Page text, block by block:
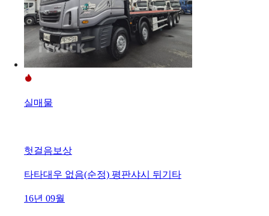
실매물
헛걸음보상
타타대우 없음(순정) 평판샤시 뒤기타
16년 09월